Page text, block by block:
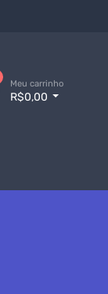
Meu carrinho
R$0,00